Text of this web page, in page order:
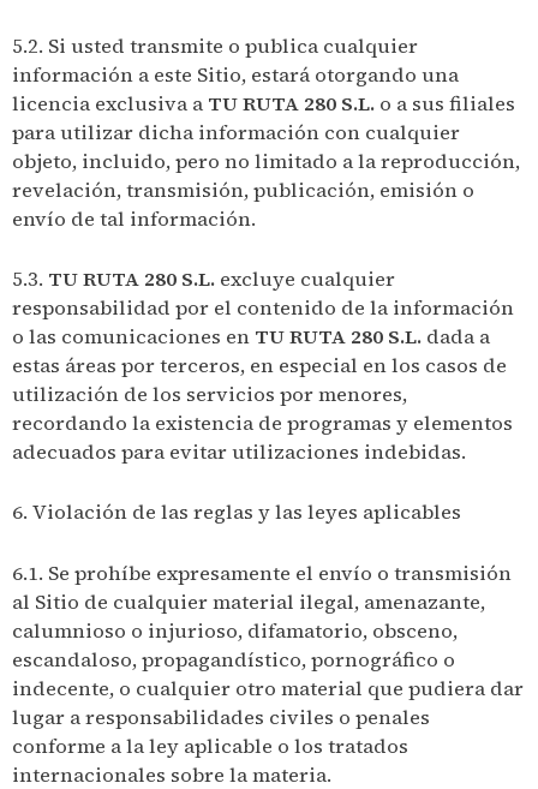
5.2. Si usted transmite o publica cualquier
información a este Sitio, estará otorgando una
licencia exclusiva a TU RUTA 280 S.L. o a sus filiales
para utilizar dicha información con cualquier
objeto, incluido, pero no limitado a la reproducción,
revelación, transmisión, publicación, emisión o
envío de tal información.
5.3. TU RUTA 280 S.L. excluye cualquier
responsabilidad por el contenido de la información
o las comunicaciones en TU RUTA 280 S.L. dada a
estas áreas por terceros, en especial en los casos de
utilización de los servicios por menores,
recordando la existencia de programas y elementos
adecuados para evitar utilizaciones indebidas.
6. Violación de las reglas y las leyes aplicables
6.1. Se prohíbe expresamente el envío o transmisión
al Sitio de cualquier material ilegal, amenazante,
calumnioso o injurioso, difamatorio, obsceno,
escandaloso, propagandístico, pornográfico o
indecente, o cualquier otro material que pudiera dar
lugar a responsabilidades civiles o penales
conforme a la ley aplicable o los tratados
internacionales sobre la materia.